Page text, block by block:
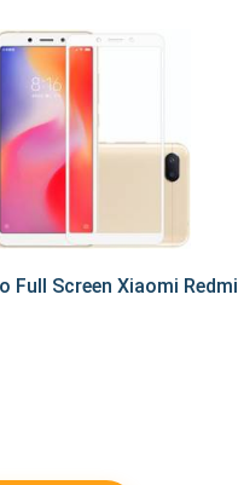
Full Screen Xiaomi Redmi